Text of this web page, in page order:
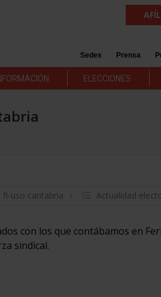
Sedes Prensa
ELECCIONES
fi-uso cantabria Actualidad
con los que contábamos en
sindical.